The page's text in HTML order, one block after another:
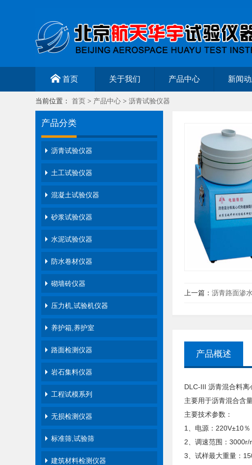
首页 关于我们 产品中心 新闻
当前位置： 首页 > 产品中心 > 沥青试验仪器
产品分类
沥青试验仪器
土工试验仪器
混凝土试验仪器
砂浆试验仪器
水泥试验仪器
防水卷材仪器
砌墙砖仪器
压力机,试验机仪器
养护箱,养护室
路面检测仪器
岩石集料仪器
工程试模系列
无损检测仪器
标准筛,试验筛
建筑材料检测仪器
上一篇： 沥青路面渗
产品概述
DLC-III 沥青混合料离
主要用于沥青混合含
主要技术参数：
1、电源：220V±10
2、调速范围：3000r/
3、试样最大重量：